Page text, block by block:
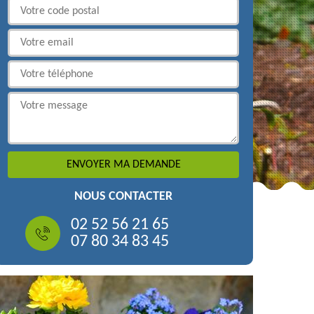
NOUS CONTACTER
02 52 56 21 65
07 80 34 83 45